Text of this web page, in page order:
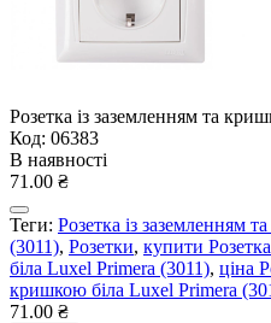
Розетка із заземленням та
Код: 06383
В наявності
71.00 ₴
Теги: Розетка із заземленням
(3011), Розетки, купити
біла Luxel Primera (3011), ціна
кришкою біла Luxel Primera
71.00 ₴